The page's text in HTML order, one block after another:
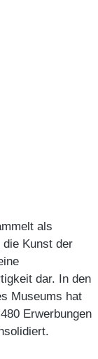
als
Kunst der
dar. In den
Museums hat
Erwerbungen